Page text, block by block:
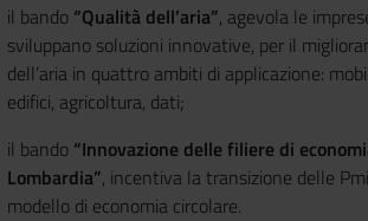
il bando “Qualità dell’aria”, agevola le
sviluppano soluzioni innovative, per il
dell’aria in quattro ambiti di applicazione:
edifici, agricoltura, dati;
il bando “Innovazione delle filiere di
Lombardia”, incentiva la transizione delle
modello di economia circolare.